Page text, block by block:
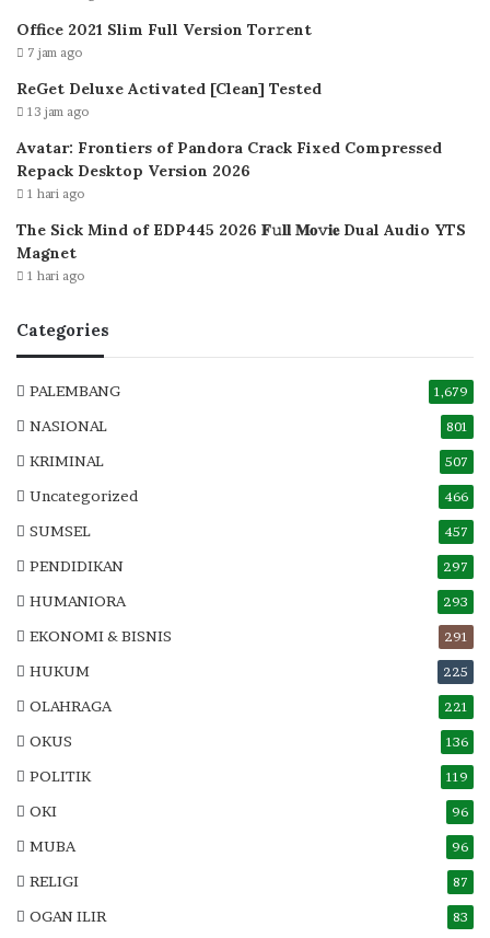
Office 2021 Slim Full Version Tor𝚛ent
7 jam ago
ReGet Deluxe Activated [Clean] Tested
13 jam ago
Avatar: Frontiers of Pandora Crack Fixed Compressed
Repack Desktop Version 2026
1 hari ago
The Sick Mind of EDP445 2026 𝐅𝚞𝐥𝐥 𝐌𝐨𝚟𝐢𝐞 Dual Audio YTS
Magnet
1 hari ago
Categories
PALEMBANG 1,679
NASIONAL 801
KRIMINAL 507
Uncategorized 466
SUMSEL 457
PENDIDIKAN 297
HUMANIORA 293
EKONOMI & BISNIS 291
HUKUM 225
OLAHRAGA 221
OKUS 136
POLITIK 119
OKI 96
MUBA 96
RELIGI 87
OGAN ILIR 83